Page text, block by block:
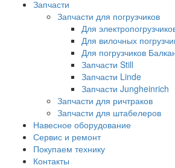
Запчасти
Запчасти для погрузчиков
Для
Для вилочных
Для погрузчиков
Запчасти Still
Запчасти Linde
Запчасти Jungheinrich
Запчасти для ричтраков
Запчасти для штабелеров
Навесное оборудование
Сервис и ремонт
Покупаем технику
Контакты